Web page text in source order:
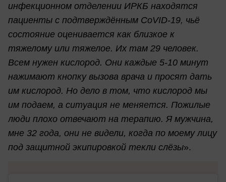
инфекционном отделении ИРКБ находятся
пациенты с подтверждённым CoVID-19, чьё
состояние оценивается как близкое к
тяжелому или тяжелое. Их там 29 человек.
Всем нужен кислород. Они каждые 5-10 минут
нажимают кнопку вызова врача и просят дать
им кислород. Но дело в том, что кислород мы
им подаем, а ситуация не меняется. Пожилые
люди плохо отвечают на терапию. Я мужчина,
мне 32 года, они не видели, когда по моему лицу
под защитной экипировкой текли слёзы».